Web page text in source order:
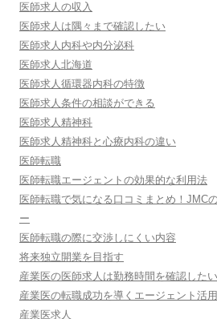
医師求人の収入
医師求人は隅々まで確認したい
医師求人内科や内分泌科
医師求人北海道
医師求人循環器内科の特徴
医師求人条件の相談ができる
医師求人精神科
医師求人精神科と心療内科の違い
医師転職
医師転職エージェントの効果的な利用法
医師転職で気になる口コミまとめ！JMC
ー
医師転職の際に交渉しにくい内容
将来独立開業を目指す
産業医の医師求人は勤務時間を確認したい
産業医の転職成功を導くエージェント活
産業医求人